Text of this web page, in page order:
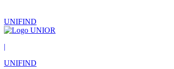
UNIFIND
|
UNIFIND